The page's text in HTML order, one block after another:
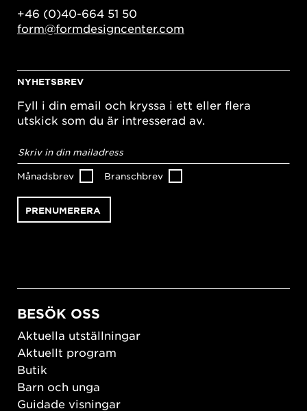
+46 (0)40-664 51 50
form@formdesigncenter.com
NYHETSBREV
Fyll i din email och kryssa i ett eller flera
utskick som du är intresserad av.
postadress*
Månadsbrev Branschbrev
BESÖK OSS
Aktuella utställningar
Aktuellt program
Butik
Barn och unga
Guidade visningar